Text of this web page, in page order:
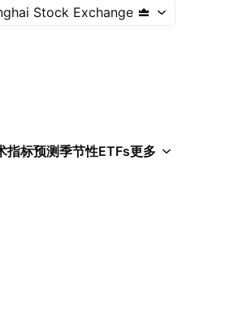
Stock Exchange
指标预测季节性ETFs更多